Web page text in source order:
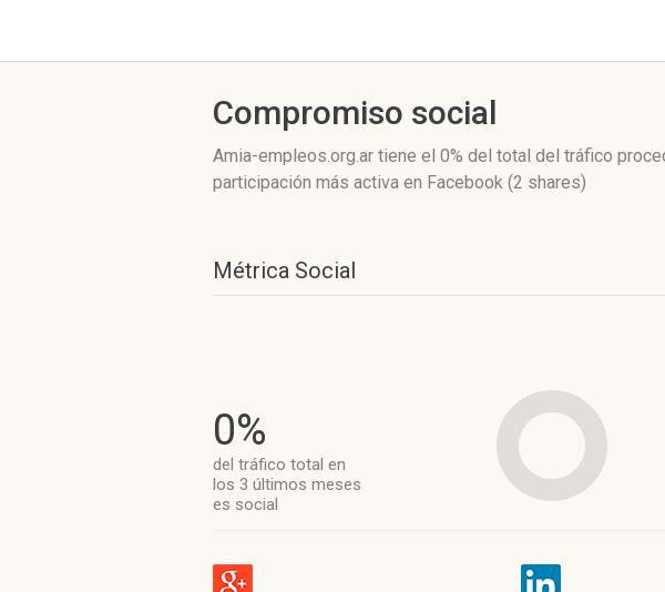
Compromiso social
Amia-empleos.org.ar tiene el 0% del total del tráfico
participación más activa en Facebook (2 shares)
Métrica Social
0%
del tráfico total en
los 3 últimos meses
es social